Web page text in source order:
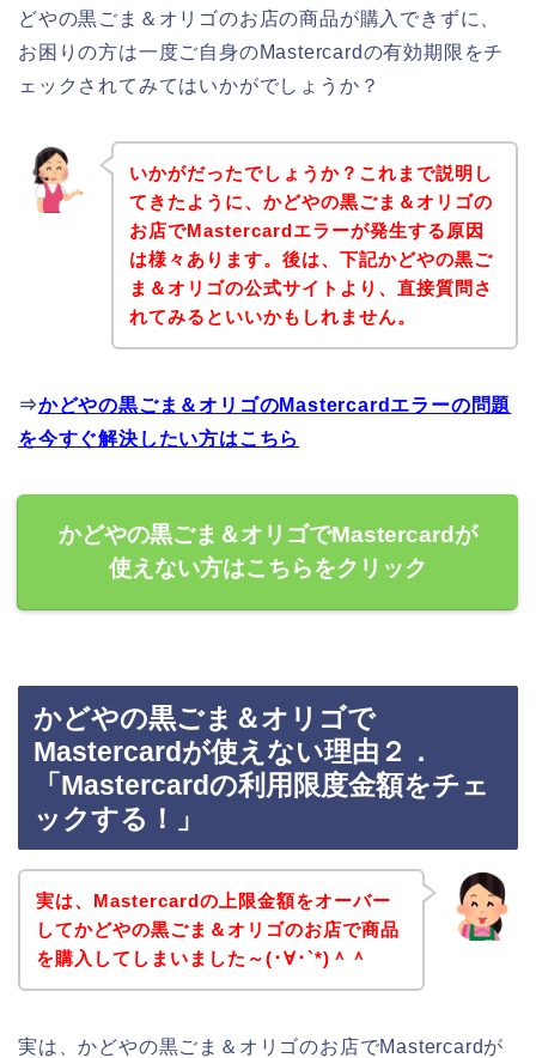
どやの黒ごま＆オリゴのお店の商品が購入できずに、
お困りの方は一度ご自身のMastercardの有効期限をチ
ェックされてみてはいかがでしょうか？
いかがだったでしょうか？これまで説明し
てきたように、かどやの黒ごま＆オリゴの
お店でMastercardエラーが発生する原因
は様々あります。後は、下記かどやの黒ご
ま＆オリゴの公式サイトより、直接質問さ
れてみるといいかもしれません。
⇒かどやの黒ごま＆オリゴのMastercardエラーの問題
を今すぐ解決したい方はこちら
かどやの黒ごま＆オリゴでMastercardが
使えない方はこちらをクリック
かどやの黒ごま＆オリゴで
Mastercardが使えない理由２．
「Mastercardの利用限度金額をチェ
ックする！」
実は、Mastercardの上限金額をオーバー
してかどやの黒ごま＆オリゴのお店で商品
を購入してしまいました～(･∀･`*)＾＾
実は、かどやの黒ごま＆オリゴのお店でMastercardが